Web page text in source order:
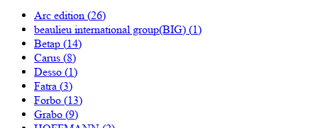
Arc edition (26)
beaulieu international group(BIG) (1)
Betap (14)
Carus (8)
Desso (1)
Fatra (3)
Forbo (13)
Grabo (9)